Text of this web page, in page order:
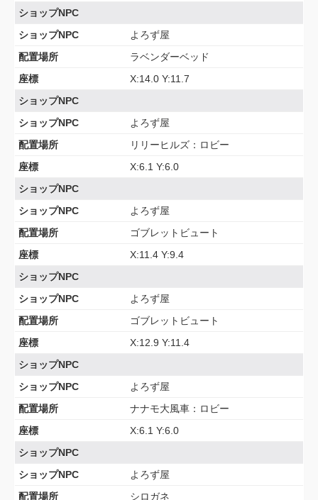
ショップNPC
ショップNPC
よろず屋
配置場所
ラベンダーベッド
座標
X:14.0 Y:11.7
ショップNPC
ショップNPC
よろず屋
配置場所
リリーヒルズ：ロビー
座標
X:6.1 Y:6.0
ショップNPC
ショップNPC
よろず屋
配置場所
ゴブレットビュート
座標
X:11.4 Y:9.4
ショップNPC
ショップNPC
よろず屋
配置場所
ゴブレットビュート
座標
X:12.9 Y:11.4
ショップNPC
ショップNPC
よろず屋
配置場所
ナナモ大風車：ロビー
座標
X:6.1 Y:6.0
ショップNPC
ショップNPC
よろず屋
配置場所
シロガネ